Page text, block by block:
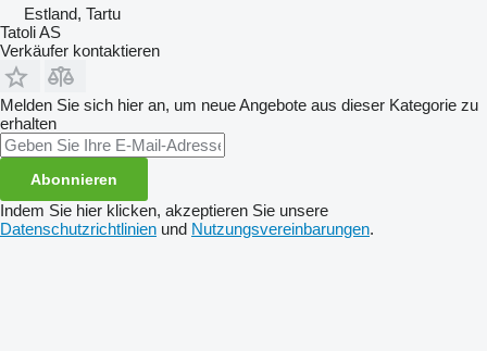
Estland, Tartu
Tatoli AS
Verkäufer kontaktieren
Melden Sie sich hier an, um neue Angebote aus dieser Kategorie zu
erhalten
Abonnieren
Indem Sie hier klicken, akzeptieren Sie unsere
Datenschutzrichtlinien und Nutzungsvereinbarungen.